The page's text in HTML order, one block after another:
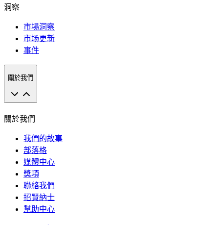
洞察
市場洞察
市场更新
事件
關於我們
關於我們
我們的故事
部落格
媒體中心
獎項
聯絡我們
招賢納士
幫助中心